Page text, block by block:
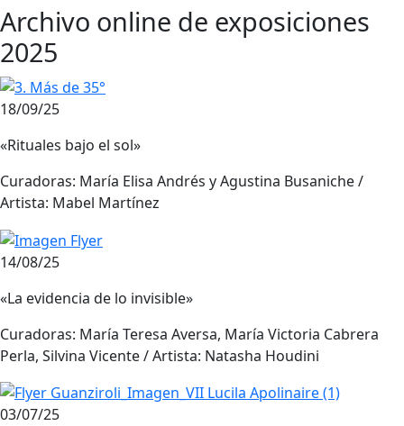
Archivo online de exposiciones
2025
18/09/25
«Rituales bajo el sol»
Curadoras: María Elisa Andrés y Agustina Busaniche /
Artista: Mabel Martínez
14/08/25
«La evidencia de lo invisible»
Curadoras: María Teresa Aversa, María Victoria Cabrera
Perla, Silvina Vicente / Artista: Natasha Houdini
03/07/25